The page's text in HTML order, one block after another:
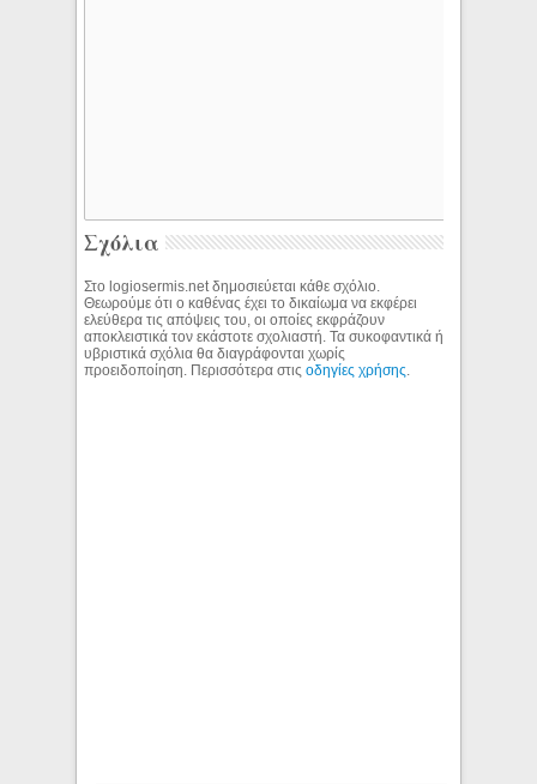
Σχόλια
Στο logiosermis.net δημοσιεύεται κάθε σχόλιο.
Θεωρούμε ότι ο καθένας έχει το δικαίωμα να εκφέρει
ελεύθερα τις απόψεις του, οι οποίες εκφράζουν
αποκλειστικά τον εκάστοτε σχολιαστή. Τα συκοφαντικά ή
υβριστικά σχόλια θα διαγράφονται χωρίς
προειδοποίηση. Περισσότερα στιςοδηγίες χρήσης